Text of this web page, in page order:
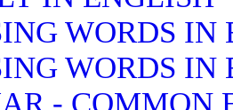
WORDS
WORDS